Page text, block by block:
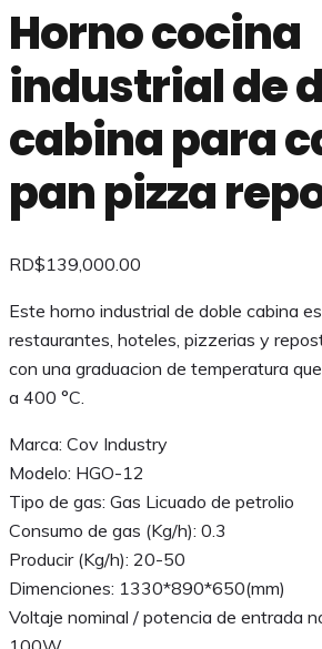
Horno cocina
industrial de
cabina para
pan pizza
RD$139,000.00
Este horno industrial de doble cabina
restaurantes, hoteles, pizzerias y
con una graduacion de temperatura
a 400 °C.
Marca: Cov Industry
Modelo: HGO-12
Tipo de gas: Gas Licuado de petrolio
Consumo de gas (Kg/h): 0.3
Producir (Kg/h): 20-50
Dimenciones: 1330*890*650(mm)
Voltaje nominal / potencia de entrada